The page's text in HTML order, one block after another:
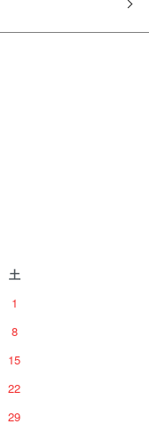
土
1
8
15
22
29